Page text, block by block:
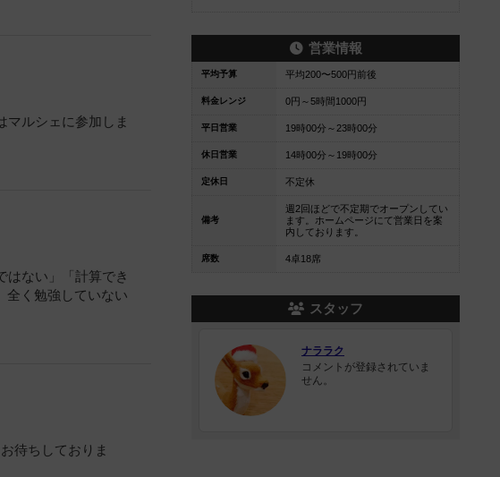
マルシェに参加しま
はない」「計算でき
全く勉強していない
待ちしておりま
営業情報
平均予算 平均200〜500円前後
料金レンジ 0円～5時間1000円
平日営業 19時00分～23時00分
休日営業 14時00分～19時00分
定休日 不定休
備考
週2回ほどで不定期でオープンしてい
ます。ホームページにて営業日を案
内しております。
席数 4卓18席
スタッフ
ナララク
コメントが登録されていま
せん。